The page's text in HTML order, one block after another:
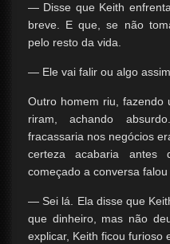
— Disse que Keith
breve. E que, se não
pelo resto da vida.
— Ele vai falir ou algo
Outro homem riu, fazendo
riram, achando
fracassaria nos negócios
certeza acabaria
começado a conversa
— Sei lá. Ela disse que
que dinheiro, mas não
explicar, Keith ficou furioso